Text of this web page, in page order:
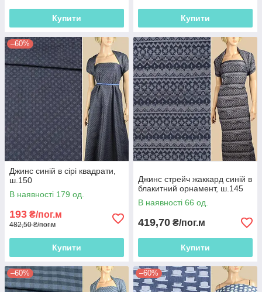
Купити Купити
–60%
Джинс синій в сірі квадрати,
ш.150
В наявності 179 од.
193 ₴/пог.м
482,50 ₴/пог.м
Купити
Джинс стрейч жаккард синій в
блакитний орнамент, ш.145
В наявності 66 од.
419,70 ₴/пог.м
Купити
–60% –60%